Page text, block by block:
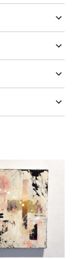
番号になっていま
な粒に行き着
て存在するのか
ました。